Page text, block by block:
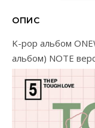
ОПИС
K-pop альбом
альбом) NOTE